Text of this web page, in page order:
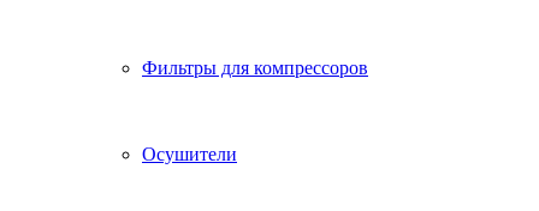
Фильтры для компрессоров
Осушители